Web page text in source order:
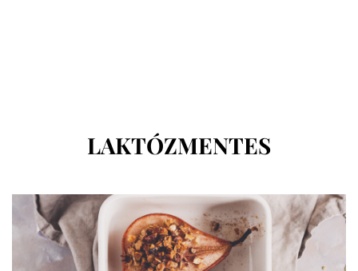
CÍMKE
:
LAKTÓZMENTES